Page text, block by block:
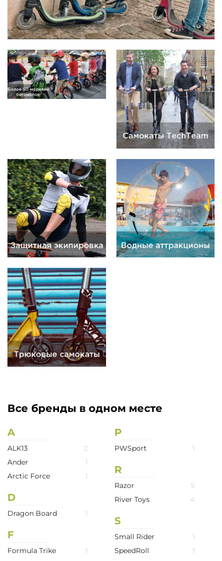
Все бренды в одном месте
A
ALK13
2
Ander
1
Arctic Force
1
D
Dragon Board 1
F
Formula Trike 1
P
PWSport 1
R
Razor
5
River Toys
4
S
Small Rider
1
SpeedRoll
1